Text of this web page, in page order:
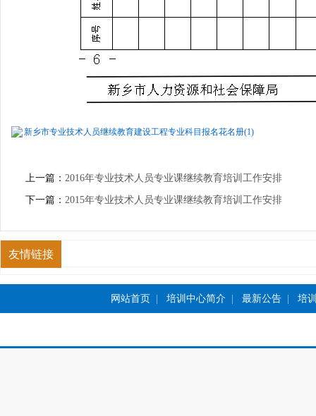
新乡市专业技术人员继续教育建设工程专业科目报名花名册(1)
上一篇： 2016年专业技术人员专业课继续教育培训工作安排
下一篇： 2015年专业技术人员专业课继续教育培训工作安排
友情链接
网站首页 培训中心简介| 最新公告| 培